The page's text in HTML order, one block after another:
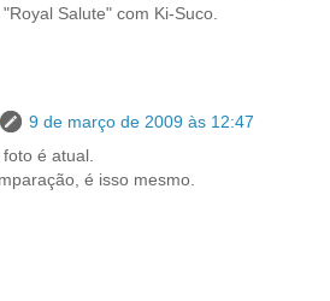
Salute" com Ki-Suco.
9 de março de 2009 às 12:47
é atual.
é isso mesmo.